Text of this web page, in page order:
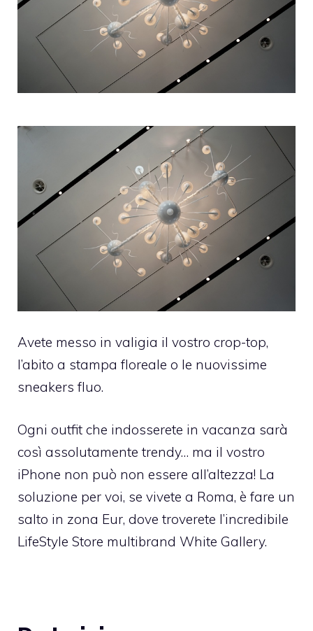
Avete messo in valigia il vostro crop-top,
l’abito a stampa floreale o le nuovissime
sneakers fluo.
Ogni outfit che indosserete in vacanza sarà
così assolutamente trendy… ma il vostro
iPhone non può non essere all’altezza! La
soluzione per voi, se vivete a Roma, è fare un
salto in zona Eur, dove troverete l’incredibile
LifeStyle Store multibrand White Gallery.